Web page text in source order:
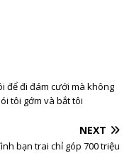
để đi đám cưới mà không
tôi gớm và bắt tôi
NEXT
bạn trai chỉ góp 700 triệu